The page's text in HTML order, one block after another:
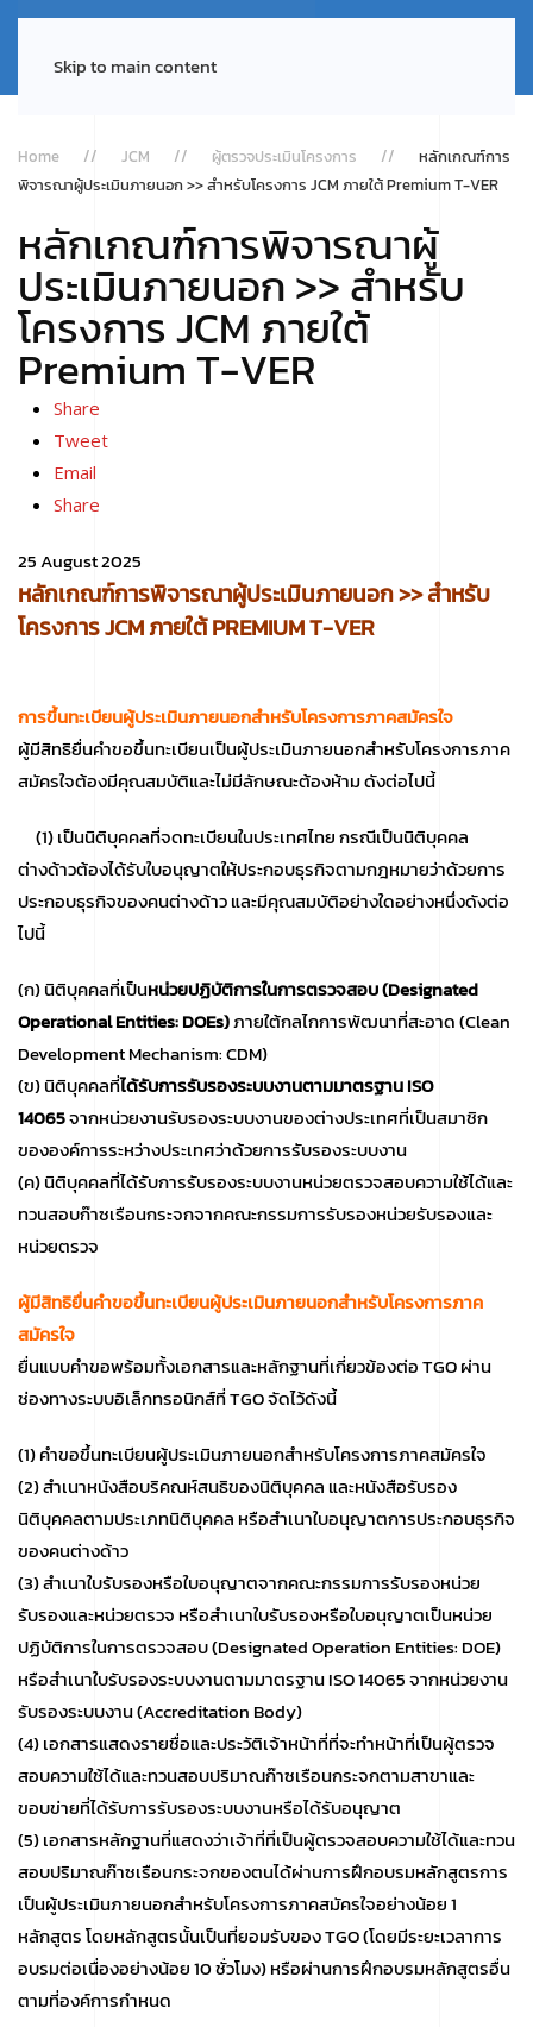
Skip to main content
Home JCM ผู้ตรวจประเมินโครงการ
หลักเกณฑ์การ
พิจารณาผู้ประเมินภายนอก >> สำหรับโครงการ JCM ภายใต้ Premium T-VER
หลักเกณฑ์การพิจารณาผู้
ประเมินภายนอก >> สำหรับ
โครงการ JCM ภายใต้
Premium T-VER
Share
Tweet
Email
Share
25 August 2025
หลักเกณฑ์การพิจารณาผู้ประเมินภายนอก >> สำหรับ
โครงการ JCM ภายใต้ PREMIUM T-VER
การขึ้นทะเบียนผู้ประเมินภายนอกสำหรับโครงการภาคสมัครใจ
ผู้มีสิทธิยื่นคำขอขึ้นทะเบียนเป็นผู้ประเมินภายนอกสำหรับโครงการภาค
สมัครใจต้องมีคุณสมบัติและไม่มีลักษณะต้องห้าม ดังต่อไปนี้
(1) เป็นนิติบุคคลที่จดทะเบียนในประเทศไทย กรณีเป็นนิติบุคคล
ต่างด้าวต้องได้รับใบอนุญาตให้ประกอบธุรกิจตามกฎหมายว่าด้วยการ
ประกอบธุรกิจของคนต่างด้าว และมีคุณสมบัติอย่างใดอย่างหนึ่งดังต่อ
ไปนี้
(ก) นิติบุคคลที่เป็นหน่วยปฏิบัติการในการตรวจสอบ (Designated
Operational Entities: DOEs)ภายใต้กลไกการพัฒนาที่สะอาด (Clean
Development Mechanism: CDM)
(ข) นิติบุคคลที่ได้รับการรับรองระบบงานตามมาตรฐาน ISO
14065จากหน่วยงานรับรองระบบงานของต่างประเทศที่เป็นสมาชิก
ขององค์การระหว่างประเทศว่าด้วยการรับรองระบบงาน
(ค) นิติบุคคลที่ได้รับการรับรองระบบงานหน่วยตรวจสอบความใช้ได้และ
ทวนสอบก๊าซเรือนกระจกจากคณะกรรมการรับรองหน่วยรับรองและ
หน่วยตรวจ
ผู้มีสิทธิยื่นคำขอขึ้นทะเบียนผู้ประเมินภายนอกสำหรับโครงการภาค
สมัครใจ
ยื่นแบบคำขอพร้อมทั้งเอกสารและหลักฐานที่เกี่ยวข้องต่อ TGO ผ่าน
ช่องทางระบบอิเล็กทรอนิกส์ที่ TGO จัดไว้ดังนี้
(1) คำขอขึ้นทะเบียนผู้ประเมินภายนอกสำหรับโครงการภาคสมัครใจ
(2) สำเนาหนังสือบริคณห์สนธิของนิติบุคคล และหนังสือรับรอง
นิติบุคคลตามประเภทนิติบุคคล หรือสำเนาใบอนุญาตการประกอบธุรกิจ
ของคนต่างด้าว
(3) สำเนาใบรับรองหรือใบอนุญาตจากคณะกรรมการรับรองหน่วย
รับรองและหน่วยตรวจ หรือสำเนาใบรับรองหรือใบอนุญาตเป็นหน่วย
ปฏิบัติการในการตรวจสอบ (Designated Operation Entities: DOE)
หรือสำเนาใบรับรองระบบงานตามมาตรฐาน ISO 14065 จากหน่วยงาน
รับรองระบบงาน (Accreditation Body)
(4) เอกสารแสดงรายชื่อและประวัติเจ้าหน้าที่ที่จะทำหน้าที่เป็นผู้ตรวจ
สอบความใช้ได้และทวนสอบปริมาณก๊าซเรือนกระจกตามสาขาและ
ขอบข่ายที่ได้รับการรับรองระบบงานหรือได้รับอนุญาต
(5) เอกสารหลักฐานที่แสดงว่าเจ้าที่ที่เป็นผู้ตรวจสอบความใช้ได้และทวน
สอบปริมาณก๊าซเรือนกระจกของตนได้ผ่านการฝึกอบรมหลักสูตรการ
เป็นผู้ประเมินภายนอกสำหรับโครงการภาคสมัครใจอย่างน้อย 1
หลักสูตร โดยหลักสูตรนั้นเป็นที่ยอมรับของ TGO (โดยมีระยะเวลาการ
อบรมต่อเนื่องอย่างน้อย 10 ชั่วโมง) หรือผ่านการฝึกอบรมหลักสูตรอื่น
ตามที่องค์การกำหนด